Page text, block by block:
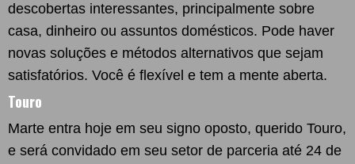
descobertas interessantes, principalmente sobre
casa, dinheiro ou assuntos domésticos. Pode haver
novas soluções e métodos alternativos que sejam
satisfatórios. Você é flexível e tem a mente aberta.
Touro
Marte entra hoje em seu signo oposto, querido Touro,
e será convidado em seu setor de parceria até 24 de